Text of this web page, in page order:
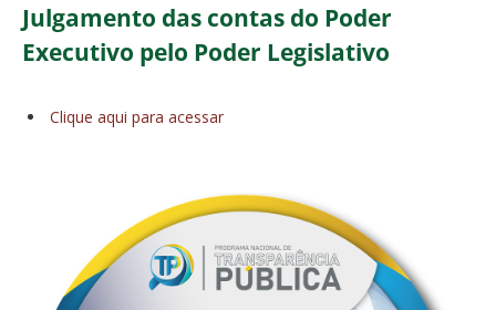
Julgamento das contas do Poder
Executivo pelo Poder Legislativo
Clique aqui para acessar